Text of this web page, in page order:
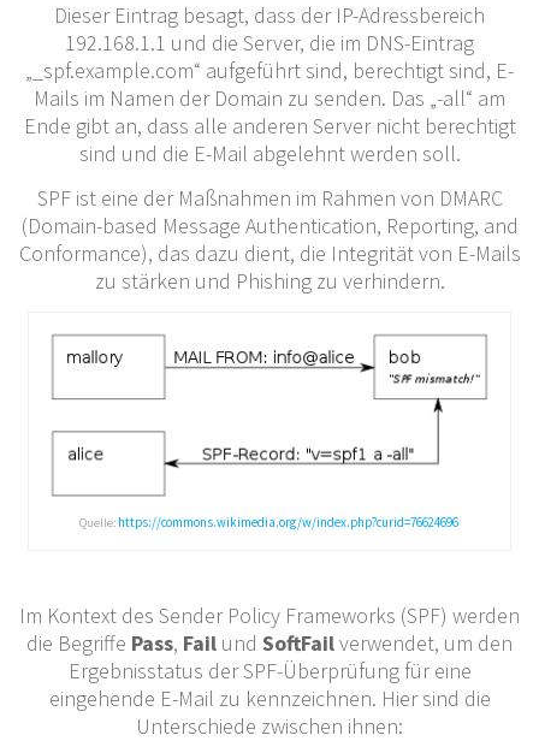
Dieser Eintrag besagt, dass der IP-Adressbereich
192.168.1.1 und die Server, die im DNS-Eintrag
„_spf.example.com“ aufgeführt sind, berechtigt sind, E-
Mails im Namen der Domain zu senden. Das „-all“ am
Ende gibt an, dass alle anderen Server nicht berechtigt
sind und die E-Mail abgelehnt werden soll.
SPF ist eine der Maßnahmen im Rahmen von DMARC
(Domain-based Message Authentication, Reporting, and
Conformance), das dazu dient, die Integrität von E-Mails
zu stärken und Phishing zu verhindern.
Quelle: https://commons.wikimedia.org/w/index.php?curid=76624696
Im Kontext des Sender Policy Frameworks (SPF) werden
die Begriffe Pass, Fail und SoftFailverwendet, um den
Ergebnisstatus der SPF-Überprüfung für eine
eingehende E-Mail zu kennzeichnen. Hier sind die
Unterschiede zwischen ihnen: